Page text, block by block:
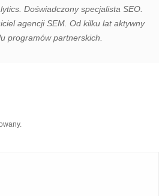
Doświadczony specjalista SEO.
agencji SEM. Od kilku lat aktywny
programów partnerskich.